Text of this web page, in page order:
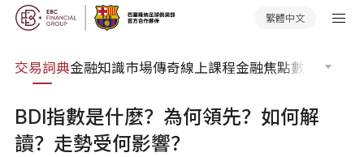
繁體中文
交易詞典金融知識市場傳奇線上課程金融焦點數據報告
BDI指數是什麼？為何領先？如何解
讀？走勢受何影響？